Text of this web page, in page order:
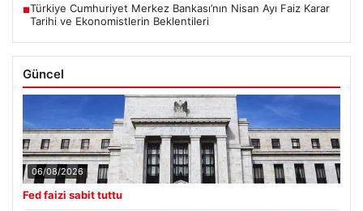
■Türkiye Cumhuriyet Merkez Bankası’nın Nisan Ayı Faiz Karar
Tarihi ve Ekonomistlerin Beklentileri
Güncel
06/08/2026
Fed faizi sabit tuttu